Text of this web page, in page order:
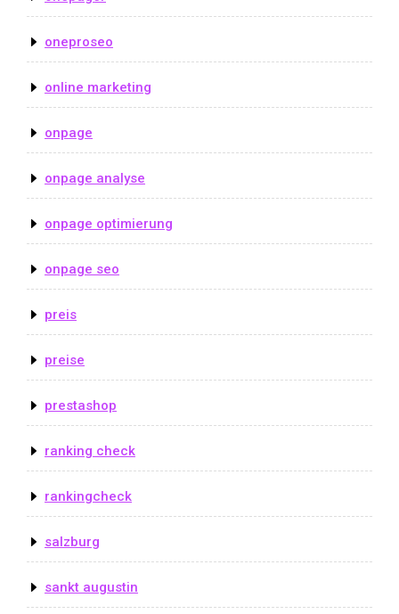
oneproseo
online marketing
onpage
onpage analyse
onpage optimierung
onpage seo
preis
preise
prestashop
ranking check
rankingcheck
salzburg
sankt augustin